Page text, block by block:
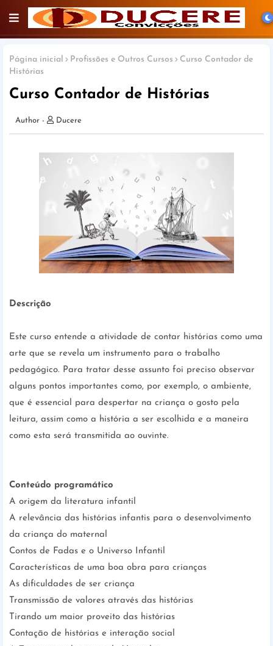
Página inicial Profissões e Outros Cursos
Curso Contador de
Histórias
Curso Contador de Histórias
Ducere
Descrição
Este curso entende a atividade de contar histórias como uma
arte que se revela um instrumento para o trabalho
pedagógico. Para tratar desse assunto foi preciso observar
alguns pontos importantes como, por exemplo, o ambiente,
que é essencial para despertar na criança o gosto pela
leitura, assim como a história a ser escolhida e a maneira
como esta será transmitida ao ouvinte.
Conteúdo programático
A origem da literatura infantil
A relevância das histórias infantis para o desenvolvimento
da criança do maternal
Contos de Fadas e o Universo Infantil
Características de uma boa obra para crianças
As dificuldades de ser criança
Transmissão de valores através das histórias
Tirando um maior proveito das histórias
Contação de histórias e interação social